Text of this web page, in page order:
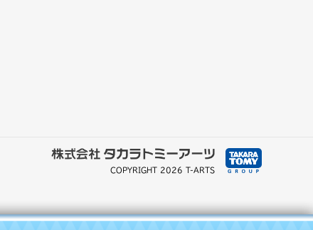
COPYRIGHT 2026 T-ARTS